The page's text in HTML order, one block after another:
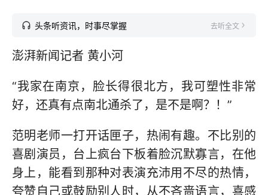
头条听资讯，时事尽掌握 去听全文
澎湃新闻记者 黄小河
“我家在南京，脸长得很北方，我可塑性非常
好，还真有点南北通杀了，是不是啊？！”
范明老师一打开话匣子，热闹有趣。不比别的
喜剧演员，台上疯台下板着脸沉默寡言，在他
身上，能看到那种对表演充沛用不尽的热情，
夸赞自己或鼓励别人时，从不吝啬语言，喜感